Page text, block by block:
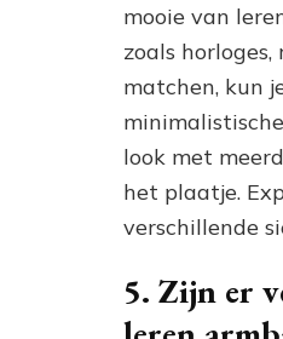
mooie van
zoals
matchen, kun
look met
het plaatje.
verschillende
5. Zijn er